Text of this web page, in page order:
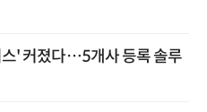
' 커졌다…5개사 등록 솔루